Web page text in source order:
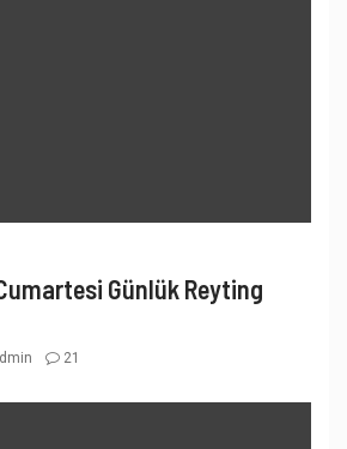
Günlük Reyting
21